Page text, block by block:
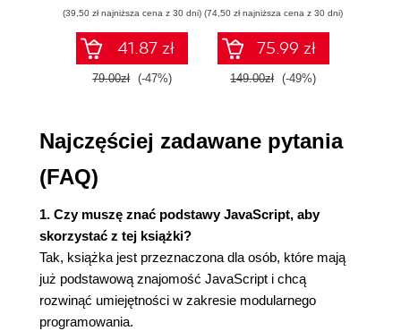
6.2. Jawne zarządzanie zależnościami 147
6.3. Interfejsy jako czarne skrzynki 149
6.6. Zgodność środowiska programistycznego i
środowiska produkcyjnego 156
6.7. Liczą się abstrakcje 158
(39,50 zł najniższa cena z 30 dni)
41.87 zł
79.00zł (-47%)
(74,50 zł najniższa cena z 30 dni)
75.99 zł
149.00zł (-49%)
Najczęściej zadawane pytania
(FAQ)
1. Czy muszę znać podstawy JavaScript, aby
skorzystać z tej książki?
Tak, książka jest przeznaczona dla osób, które mają
już podstawową znajomość JavaScript i chcą
rozwinąć umiejętności w zakresie modularnego
programowania.